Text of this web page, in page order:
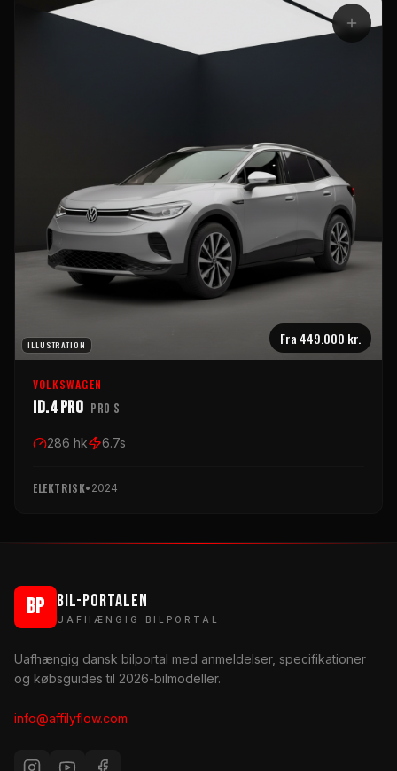
ILLUSTRATION Fra449.000 kr.
VOLKSWAGEN
ID.4 Pro Pro S
286 hk 6.7s
ELEKTRISK• 2024
BP BIL-PORTALEN
UAFHÆNGIG BILPORTAL
Uafhængig dansk bilportal med anmeldelser, specifikationer
og købsguides til 2026-bilmodeller.
info@affilyflow.com